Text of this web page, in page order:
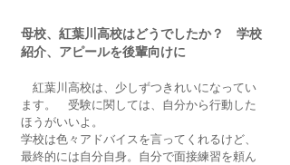
母校、紅葉川高校はどうでしたか？　学校
紹介、アピールを後輩向けに
紅葉川高校は、少しずつきれいになってい
ます。　受験に関しては、自分から行動した
ほうがいいよ。
学校は色々アドバイスを言ってくれるけど、
最終的には自分自身。自分で面接練習を頼ん